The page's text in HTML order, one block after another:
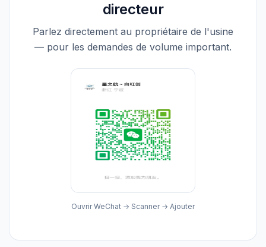
directeur
Parlez directement au propriétaire de l'usine
— pour les demandes de volume important.
Ouvrir WeChat → Scanner → Ajouter